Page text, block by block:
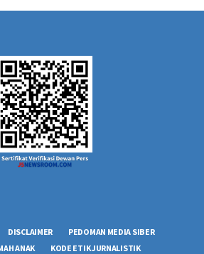
DISCLAIMER
PEDOMAN MEDIA SIBER
ANAK
KODE ETIK JURNALISTIK